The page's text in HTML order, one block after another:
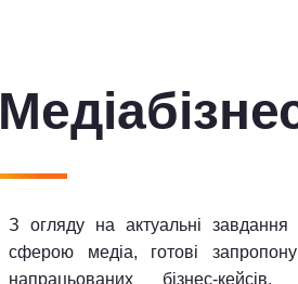
З огляду на актуальні завдання
сферою медіа, готові
напрацьованих бізнес-